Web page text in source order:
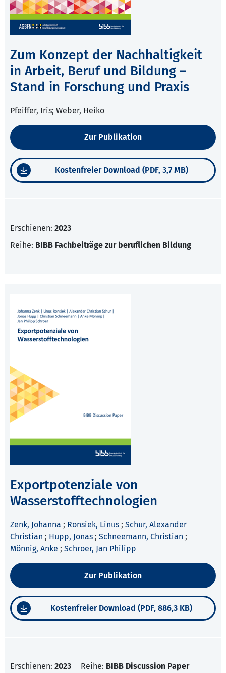
Zum Konzept der Nachhaltigkeit
in Arbeit, Beruf und Bildung –
Stand in Forschung und Praxis
Pfeiffer, Iris; Weber, Heiko
Zur Publikation
Kostenfreier Download (PDF, 3,7 MB)
Erschienen: 2023
Reihe: BIBB Fachbeiträge zur beruflichen Bildung
Exportpotenziale von
Wasserstofftechnologien
Zenk, Johanna ; Ronsiek, Linus ; Schur, Alexander
Christian ; Hupp, Jonas ; Schneemann, Christian ;
Mönnig, Anke ; Schroer, Jan Philipp
Zur Publikation
Kostenfreier Download (PDF, 886,3 KB)
Erschienen: 2023 Reihe: BIBB Discussion Paper